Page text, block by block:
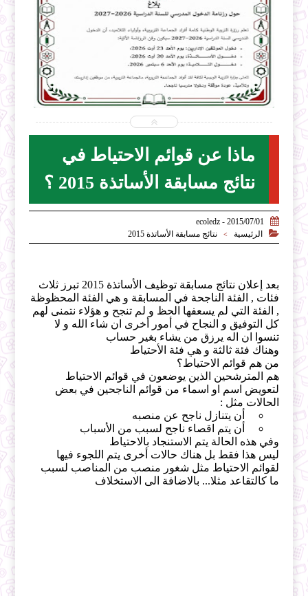
2026-07-31
ecoledz.net
ماذا عن قوائم الاحتياط في
نتائج مسابقة الأساتذة 2015 ؟

2015/07/01 - ecoledz

الرئيسية > نتائج مسابقة الأساتذة 2015
بعد إعلان نتائج مسابقة توظيف الأساتذة 2015 تبرز ثلاث
فئات , الفئة الناجحة في المسابقة و هي الفئة المحظوظة
, الفئة التي لم يسعفها الحظ و لم تنجح و هؤلاء نتمنى لهم
كل التوفيق و النجاح في أمور أخرى ان شاء الله و لا
تنسوا ان اله يرزق من يشاء بغير حساب
وهناك فئة ثالثة و هي فئة الأحتياط
من هم قوائم الاحتياط؟
هم المترشحين الذين يوضعون في قوائم الاحتياط
لتعويض اسم او اسماء من قوائم الناجحين في بعض
الحالات مثل :
أن يتنازل ناجح عن منصبه
أن يتم اقصاء ناجح لسبب من الأسباب
وفي هذه الحالة يتم الاستنجاد بالاحتياط
ليس هذا فقط بل هناك حالات أخرى يتم اللجوء فيها
لقوائم الاحتياط مثل شغور منصب من المناصب لسبب
ما كالتقاعد مثلا... بالاضافة الى الاستخلاف